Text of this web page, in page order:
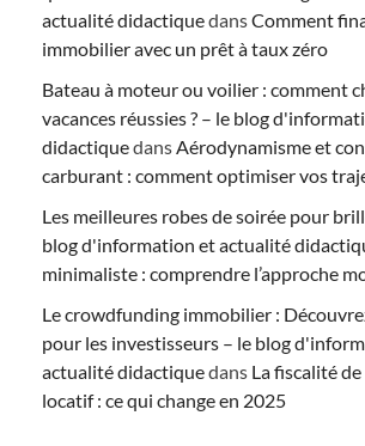
actualité didactiquedansComment
immobilier avec un prêt à taux zéro
Bateau à moteur ou voilier : comment
vacances réussies ? – le blog
didactiquedansAérodynamisme et
carburant : comment optimiser vos
Les meilleures robes de soirée pour
blog d'information et actualité
minimaliste : comprendre l’approche
Le crowdfunding immobilier :
pour les investisseurs – le blog
actualité didactiquedans La fiscalité
locatif : ce qui change en 2025